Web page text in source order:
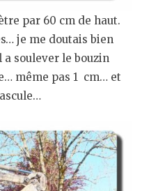
par 60 cm de haut.
je me doutais bien
soulever le bouzin
même pas 1 cm… et